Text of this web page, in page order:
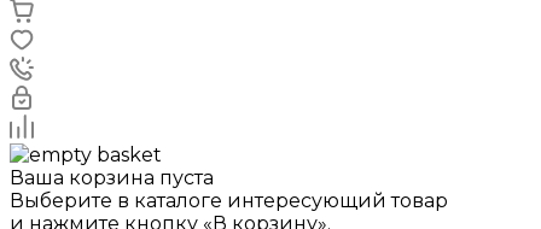
Ваша корзина пуста
Выберите в каталоге интересующий товар
и нажмите кнопку «В корзину».